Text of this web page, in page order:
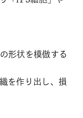
形状を模倣する
を作り出し、損